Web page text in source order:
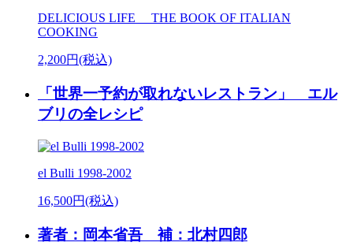
DELICIOUS LIFE THE BOOK OF ITALIAN
COOKING
2,200円(税込)
「世界一予約が取れないレストラン」 エル
ブリの全レシピ
el Bulli 1998-2002
16,500円(税込)
著者：岡本省吾 補：北村四郎